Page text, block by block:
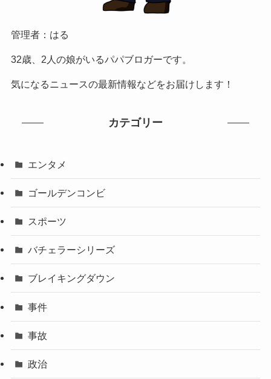
管理者：はる
32歳、2人の娘がいるパパブロガーです。
気になるニュースの最新情報などをお届けします！
カテゴリー
エンタメ
ゴールデンコンビ
スポーツ
バチェラーシリーズ
ブレイキングダウン
事件
事故
政治